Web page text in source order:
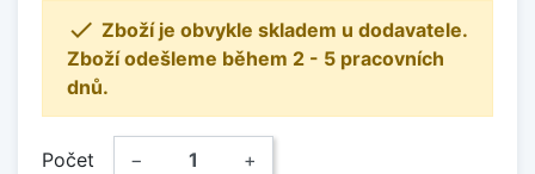
 Zboží je obvykle skladem u dodavatele.
Zboží odešleme během 2 - 5 pracovních
dnů.
Počet − +